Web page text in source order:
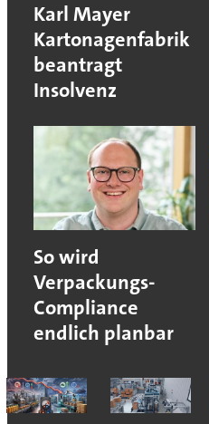
Karl Mayer
Kartonagenfabrik
beantragt
Insolvenz
So wird
Verpackungs-
Compliance
endlich planbar